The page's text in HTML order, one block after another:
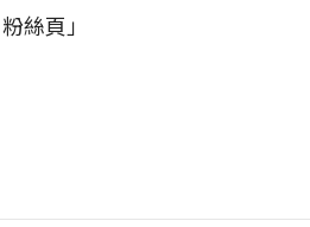
絲頁」